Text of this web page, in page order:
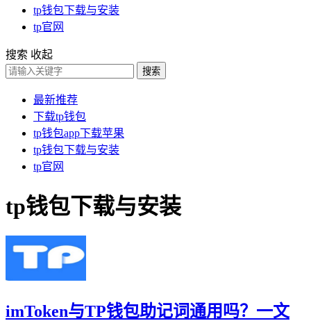
tp钱包下载与安装
tp官网
搜索 收起
搜索
最新推荐
下载tp钱包
tp钱包app下载苹果
tp钱包下载与安装
tp官网
tp钱包下载与安装
imToken与TP钱包助记词通用吗？一文